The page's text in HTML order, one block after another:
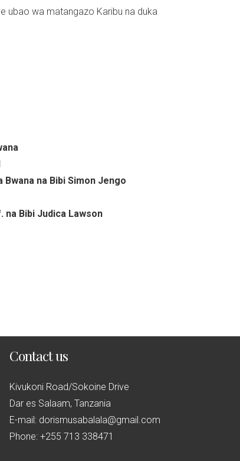
ubao wa matangazo Karibu na duka
Bwana na Bibi Simon Jengo
na Bibi Judica Lawson
Contact us
Kivukoni Road/Sokoine Drive
Dar es Salaam, Tanzania
E-mail: dorismusabalala@gmail.com
Phone: +255 713 338471